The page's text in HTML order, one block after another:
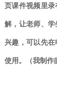
页课件视频里录
解，让老师、
兴趣，可以先
使用。（我制作